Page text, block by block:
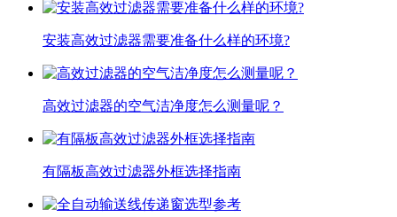
安装高效过滤器需要准备什么样的环境?
高效过滤器的空气洁净度怎么测量呢？
有隔板高效过滤器外框选择指南